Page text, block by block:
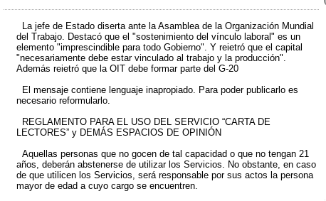
La jefe de Estado diserta ante la Asamblea de la Organización Mundial
del Trabajo. Destacó que el "sostenimiento del vínculo laboral" es un
elemento "imprescindible para todo Gobierno". Y reietró que el capital
"necesariamente debe estar vinculado al trabajo y la producción".
Además reietró que la OIT debe formar parte del G-20
El mensaje contiene lenguaje inapropiado. Para poder publicarlo es
necesario reformularlo.
REGLAMENTO PARA EL USO DEL SERVICIO “CARTA DE
LECTORES” y DEMÁS ESPACIOS DE OPINIÓN
Aquellas personas que no gocen de tal capacidad o que no tengan 21
años, deberán abstenerse de utilizar los Servicios. No obstante, en caso
de que utilicen los Servicios, será responsable por sus actos la persona
mayor de edad a cuyo cargo se encuentren.